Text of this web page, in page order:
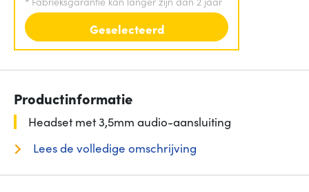
Geselecteerd
Productinformatie
Headset met 3,5mm audio-aansluiting
Lees de volledige omschrijving